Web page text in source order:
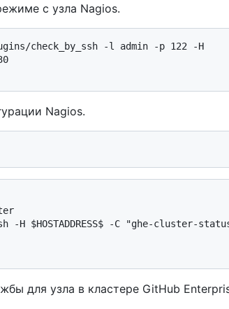
с узла Nagios.
check_by_ssh -l admin -p 122 -H
Nagios.
для узла в кластере GitHub